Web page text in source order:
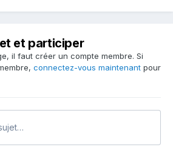
et participer
il faut créer un compte membre. Si
connectez-vous maintenant pour